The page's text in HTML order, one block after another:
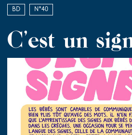
BD N°40
C’est un